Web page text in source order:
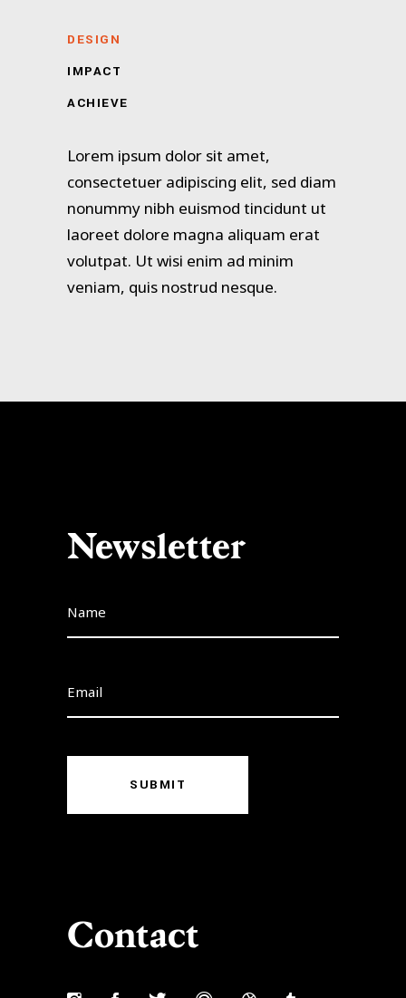
DESIGN
IMPACT
ACHIEVE
Lorem ipsum dolor sit amet,
consectetuer adipiscing elit, sed diam
nonummy nibh euismod tincidunt ut
laoreet dolore magna aliquam erat
volutpat. Ut wisi enim ad minim
veniam, quis nostrud nesque.
Newsletter
SUBMIT
Contact